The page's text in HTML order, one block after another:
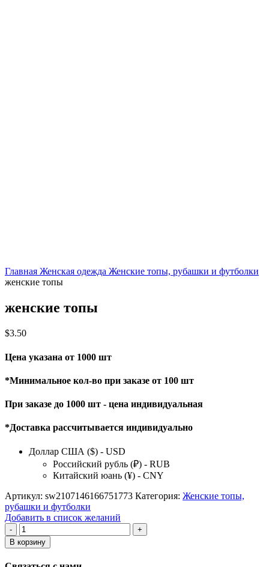
Главная Женская одежда Женские топы, рубашки и футболки
женские топы
женские топы
$3.50
Цена указана от 1000 шт
*Минимальное кол-во при заказе от 100 шт
При заказе до 1000 шт - цена индивидуальная
*Доставка рассчитывается индивидуально
Доллар США ($) - USD
Российский рубль (₽) - RUB
Китайский юань (¥) - CNY
Артикул: sw2107146166751773 Категория: Женские топы,
рубашки и футболки
Добавить в список желаний
Количество
товара
женские
В корзину